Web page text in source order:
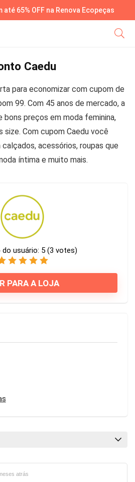
65% OFF na Renova Ecopeças
Caedu
para economizar com cupom de
99. Com 45 anos de mercado, a
bons preços em moda feminina,
size. Com cupom Caedu você
acessórios, roupas que
íntima e muito mais.
do usuário: 5 (3 votes)
PARA A LOJA
atrás